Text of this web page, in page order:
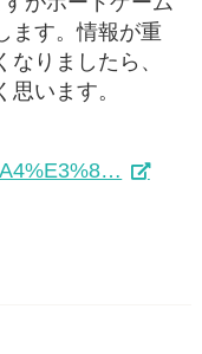
ます。情報が重
りましたら、
います。